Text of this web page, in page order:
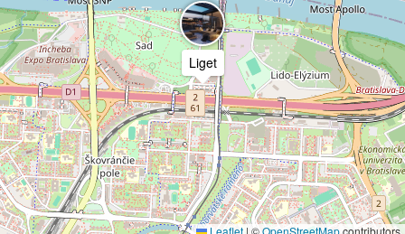
Liget
Leaflet| ©OpenStreetMapcontributors